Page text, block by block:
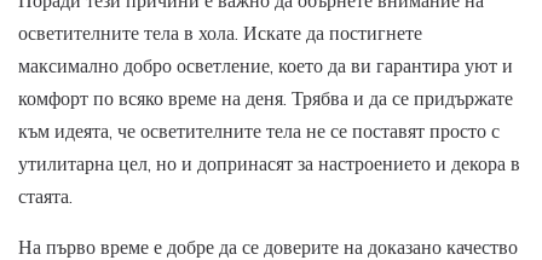
осветителните тела в хола. Искате да постигнете
максимално добро осветление, което да ви гарантира уют и
комфорт по всяко време на деня. Трябва и да се придържате
към идеята, че осветителните тела не се поставят просто с
утилитарна цел, но и допринасят за настроението и декора в
стаята.
На първо време е добре да се доверите на доказано качество